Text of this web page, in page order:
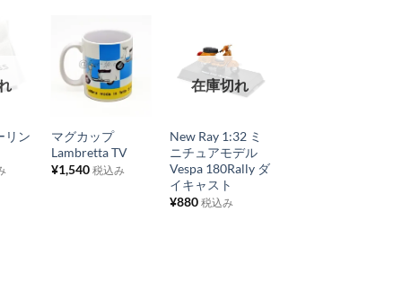
リン
お
気
入
り
マグカップ
Lambretta TV
¥1,540 税込み
お
気
入
り
リ
ス
在庫切れ
New Ray 1:32 ミ
ニチュアモデル
Vespa 180Rally ダ
イキャスト
¥880 税込み